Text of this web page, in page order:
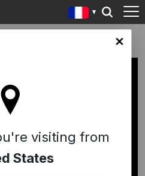
visiting from
States
Di Giusto